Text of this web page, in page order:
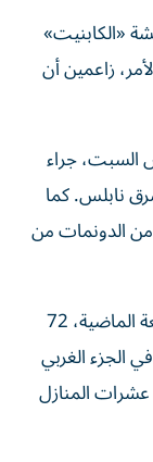
«الكابنيت»
زاعمين أن
السبت، جراء
نابلس. كما
من الدونمات من
وأصدرت سلطات الاحتلال خلال الأشهر الأربعة الماضية، 72
الجزء الغربي
المنازل